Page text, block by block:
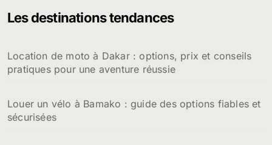
r
e
r
Les destinations tendances
Location de moto à Dakar : options, prix et conseils
pratiques pour une aventure réussie
Louer un vélo à Bamako : guide des options fiables et
sécurisées